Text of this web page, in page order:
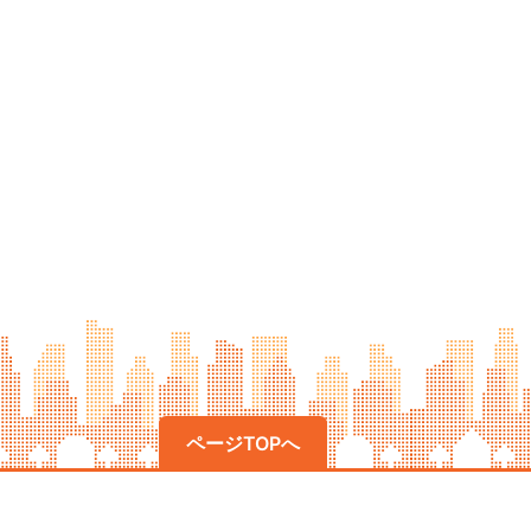
ページTOPへ